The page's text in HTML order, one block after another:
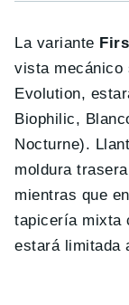
La variante
vista mecánico
Evolution,
Biophilic,
Nocturne).
moldura
mientras que
tapicería mixta
estará limitada